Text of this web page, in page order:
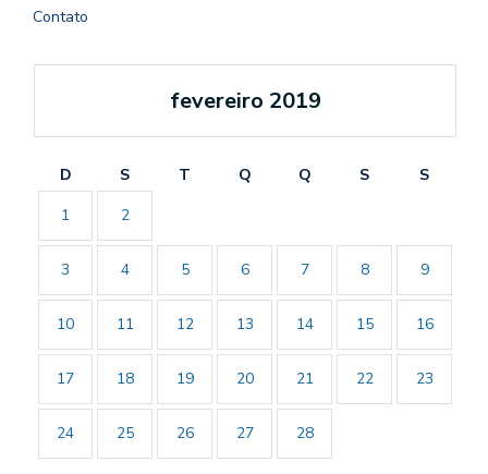
Contato
fevereiro 2019
D S T Q Q S
S
1
2
3 4 5 6 7 8 9
10 11 12 13 14 15 16
17 18 19 20 21 22 23
24 25 26 27 28